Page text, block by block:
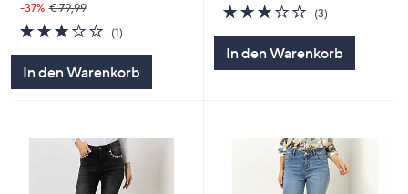
-37% € 79,99
3.0
von
(1)1
In den Warenkorb
3.0
von
(3)3
In den Warenkorb